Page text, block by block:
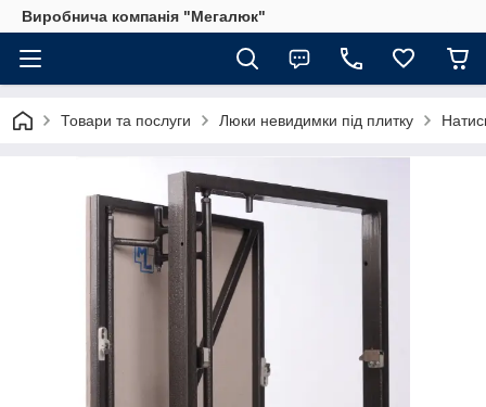
Виробнича компанія "Мегалюк"
Товари та послуги Люки невидимки під плитку